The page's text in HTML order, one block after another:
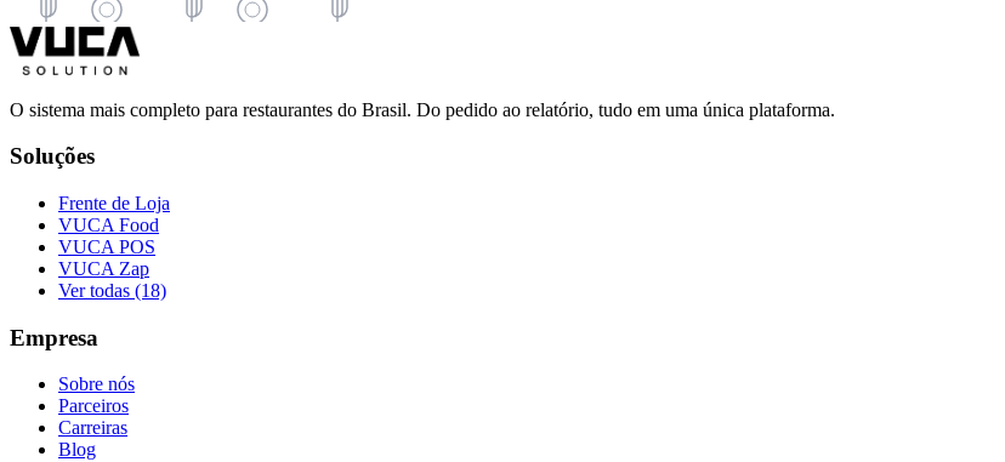
O sistema mais completo para restaurantes do Brasil. Do pedido ao relatório, tudo em uma única plataforma.
Soluções
Frente de Loja
VUCA Food
VUCA POS
VUCA Zap
Ver todas (18)
Empresa
Sobre nós
Parceiros
Carreiras
Blog